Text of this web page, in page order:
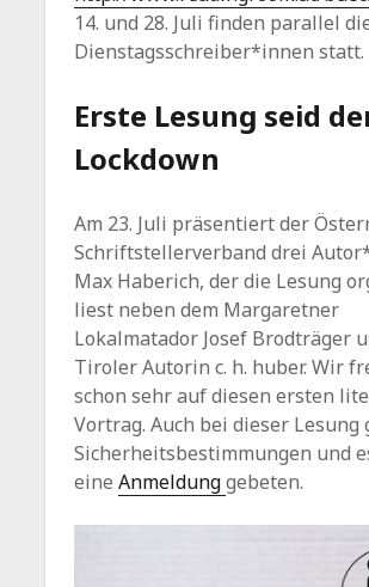
14. und 28. Juli finden parallel
Dienstagsschreiber*innen statt.
Erste Lesung seid
Lockdown
Am 23. Juli präsentiert der
Schriftstellerverband drei
Max Haberich, der die Lesung
liest neben dem Margaretner
Lokalmatador Josef Brodträger
Tiroler Autorin c. h. huber. Wir
schon sehr auf diesen ersten
Vortrag. Auch bei dieser Lesung
Sicherheitsbestimmungen und
eineAnmeldunggebeten.